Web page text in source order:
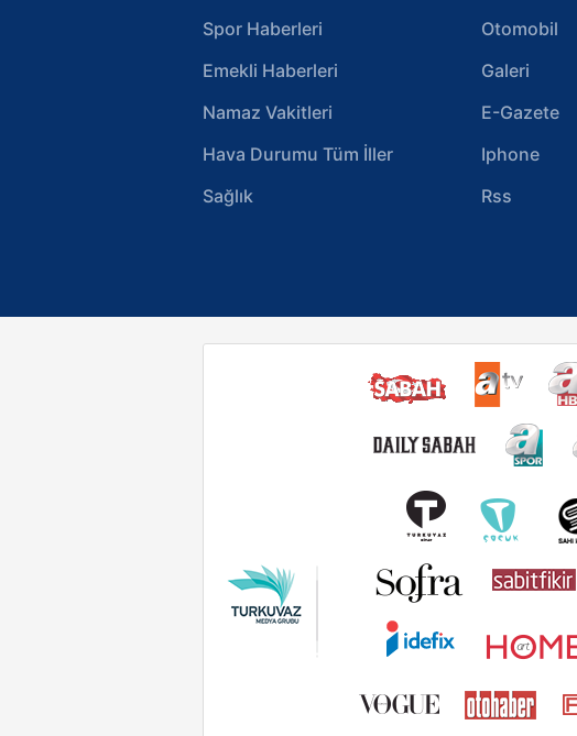
Spor Haberleri
Emekli Haberleri
Namaz Vakitleri
Hava Durumu Tüm İller
Sağlık
Otomobil
Galeri
E-Gazete
Iphone
Rss